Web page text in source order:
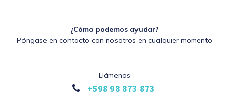
¿Cómo podemos ayudar?
Póngase en contacto con nosotros en cualquier momento
Llámenos
+598 98 873 873